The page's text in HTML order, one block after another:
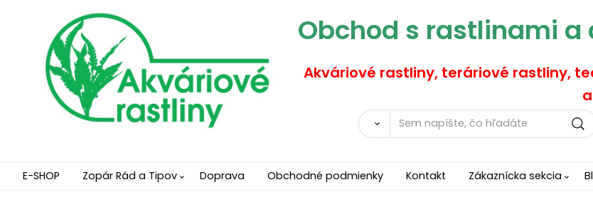
Obchod s rastlinami
Akváriové rastliny, teráriové rastliny,
E-SHOP Zopár Rád a Tipov Doprava Obchodné podmienky Kontakt Zákaznícka sekcia